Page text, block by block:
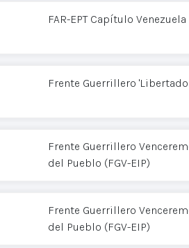
FAR-EPT Capítulo Venezuela
Frente Guerrillero
Frente Guerrillero
del Pueblo (FGV-EIP)
Frente Guerrillero
del Pueblo (FGV-EIP)